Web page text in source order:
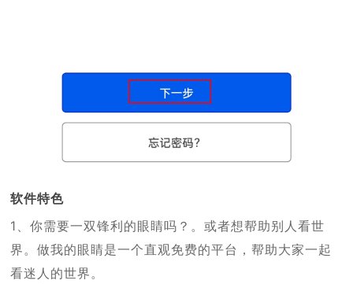
软件特色
1、你需要一双锋利的眼睛吗？。或者想帮助别人看世
界。做我的眼睛是一个直观免费的平台，帮助大家一起
看迷人的世界。